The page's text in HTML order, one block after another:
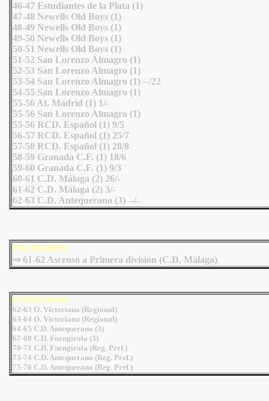
46-47 Estudiantes de la Plata (1)
47-48 Newells Old Boys (1)
48-49 Newells Old Boys (1)
49-50 Newells Old Boys (1)
50-51 Newells Old Boys (1)
51-52 San Lorenzo Almagro (1)
52-53 San Lorenzo Almagro (1)
53-54 San Lorenzo Almagro (1) --/22
54-55 San Lorenzo Almagro (1)
55-56 At. Madrid (1) 1/-
55-56 San Lorenzo Almagro (1)
55-56 RCD. Español (1) 9/5
56-57 RCD. Español (1) 25/7
57-58 RCD. Español (1) 28/8
58-59 Granada C.F. (1) 18/6
59-60 Granada C.F. (1) 9/3
60-61 C.D. Málaga (2) 26/-
61-62 C.D. Málaga (2) 3/-
62-63 C.D. Antequerano (3) --/-
PALMARÉS:
⇒ 61-62 Ascenso a Primera división (C.D. Málaga)
ENTRENADOR:
62-63 O. Victoriana (Regional)
63-64 O. Victoriana (Regional)
64-65 C.D. Antequerano (3)
67-68 C.D. Fuengirola (3)
70-71 C.D. Fuengirola (Reg. Pref.)
73-74 C.D. Antequerano (Reg. Pref.)
75-76 C.D. Antequerano (Reg. Pref.)